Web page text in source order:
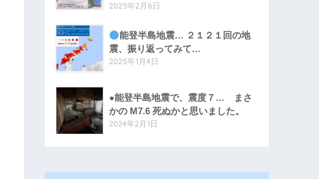
2025年2月8日
能登半島地震… ２１２１回の地
震、振り返ってみて…
2025年1月4日
●能登半島地震で、震度７… まさ
かの M7.6 死ぬかと思いました。
2024年2月1日